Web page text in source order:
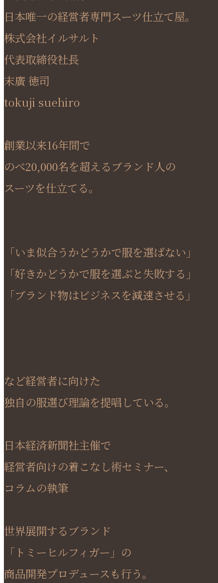
日本唯一の経営者専門スーツ仕立て屋。
株式会社イルサルト
代表取締役社長
末廣 徳司
tokuji suehiro
創業以来16年間で
のべ20,000名を超えるブランド人の
スーツを仕立てる。
「いま似合うかどうかで服を選ばない」
「好きかどうかで服を選ぶと失敗する」
「ブランド物はビジネスを減速させる」
など経営者に向けた
独自の服選び理論を提唱している。
日本経済新聞社主催で
経営者向けの着こなし術セミナー、
コラムの執筆
世界展開するブランド
「トミーヒルフィガー」の
商品開発プロデュースも行う。